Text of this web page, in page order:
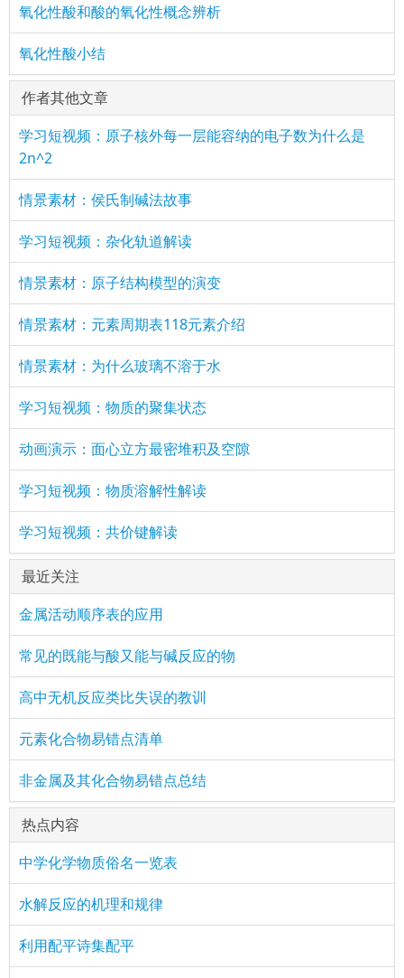
氧化性酸和酸的氧化性概念辨析
氧化性酸小结
作者其他文章
学习短视频：原子核外每一层能容纳的电子数为什么是
2n^2
情景素材：侯氏制碱法故事
学习短视频：杂化轨道解读
情景素材：原子结构模型的演变
情景素材：元素周期表118元素介绍
情景素材：为什么玻璃不溶于水
学习短视频：物质的聚集状态
动画演示：面心立方最密堆积及空隙
学习短视频：物质溶解性解读
学习短视频：共价键解读
最近关注
金属活动顺序表的应用
常见的既能与酸又能与碱反应的物
高中无机反应类比失误的教训
元素化合物易错点清单
非金属及其化合物易错点总结
热点内容
中学化学物质俗名一览表
水解反应的机理和规律
利用配平诗集配平